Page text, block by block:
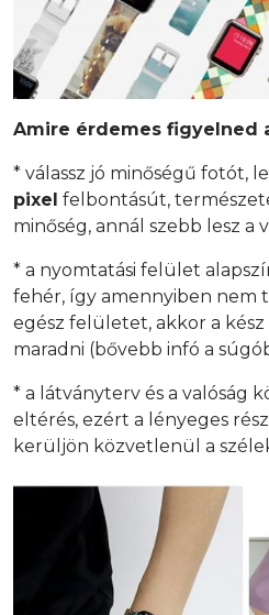
Amire érdemes figyelned
* válassz jó minőségű fotót,
pixel felbontásút,
minőség, annál szebb lesz a
* a nyomtatási felület
fehér, így amennyiben nem
egész felületet, akkor a
maradni (bővebb infó a
* a látványterv és a valóság
eltérés, ezért a lényeges
kerüljön közvetlenül a